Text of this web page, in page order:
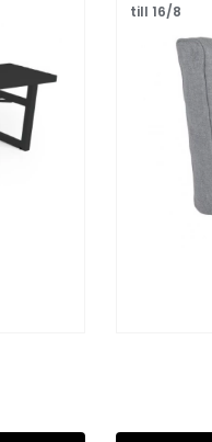
till 16/8